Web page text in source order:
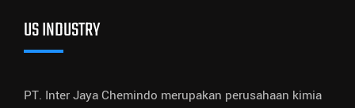
US INDUSTRY
PT. Inter Jaya Chemindo merupakan perusahaan kimia